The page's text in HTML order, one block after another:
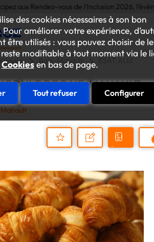
des cookies nécessaires à son bon
améliorer votre expérience,
être utilisés : vous pouvez choisir de
modifiable à tout moment via le
Cookiesen bas de page.
Tout refuser Configurer
aux Rendez-vous de l'Inclusion 2026,
Baie-Mahault
DE BAIE-MAHAULT
DESTRELLAN
au
dossier
Nous
Demander